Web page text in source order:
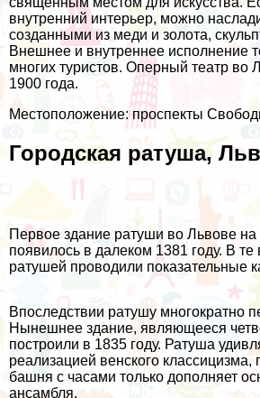
внутренний интерьер, можно
созданными из меди и золота,
Внешнее и внутреннее исполнение
многих туристов. Оперный театр во
1900 года.
Местоположение: проспекты
Городская ратуша,
Первое здание ратуши во Львове
появилось в далеком 1381 году. В
ратушей проводили показательные
Впоследствии ратушу многократно
Нынешнее здание, являющееся
построили в 1835 году. Ратуша
реализацией венского классицизма,
башня с часами только дополняет
ансамбля.